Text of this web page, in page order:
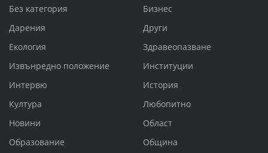
Без категория
Бизнес
Дарения
Други
Екология
Здравеопазване
Извънредно положение
Институции
Интервю
История
Култура
Любопитно
Новини
Област
Образование
Община